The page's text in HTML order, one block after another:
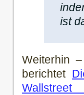
ist
Weiterhin
berichtet
Wallstreet